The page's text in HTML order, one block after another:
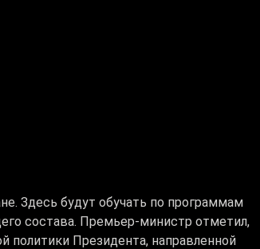
Здесь будут обучать по программам
состава. Премьер-министр отметил,
политики Президента, направленной